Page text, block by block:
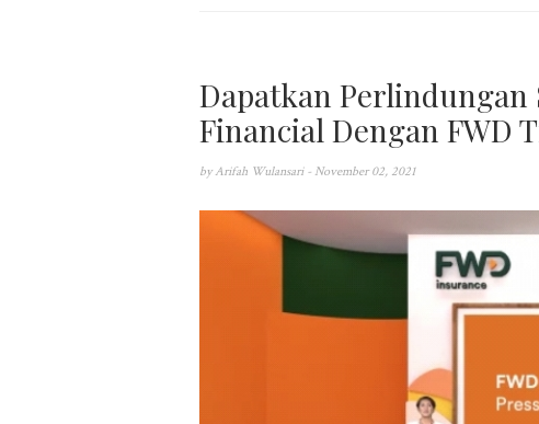
Dapatkan
Financial Dengan FWD
by Arifah Wulansari - November 02, 2021